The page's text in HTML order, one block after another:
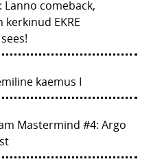
Lanno comeback,
EKRE
kaemus I
Mastermind #4: Argo